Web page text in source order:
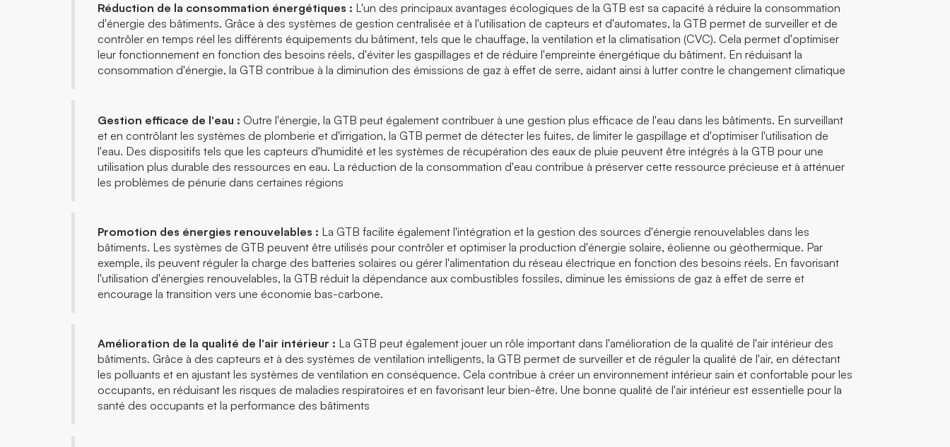
Réduction de la consommation énergétiques : L'un des principaux avantages écologiques de la GTB est sa capacité à réduire la consommation
d'énergie des bâtiments. Grâce à des systèmes de gestion centralisée et à l'utilisation de capteurs et d'automates, la GTB permet de surveiller et de
contrôler en temps réel les différents équipements du bâtiment, tels que le chauffage, la ventilation et la climatisation (CVC). Cela permet d'optimiser
leur fonctionnement en fonction des besoins réels, d'éviter les gaspillages et de réduire l'empreinte énergétique du bâtiment. En réduisant la
consommation d'énergie, la GTB contribue à la diminution des émissions de gaz à effet de serre, aidant ainsi à lutter contre le changement climatique
Gestion efficace de l'eau : Outre l'énergie, la GTB peut également contribuer à une gestion plus efficace de l'eau dans les bâtiments. En surveillant
et en contrôlant les systèmes de plomberie et d'irrigation, la GTB permet de détecter les fuites, de limiter le gaspillage et d'optimiser l'utilisation de
l'eau. Des dispositifs tels que les capteurs d'humidité et les systèmes de récupération des eaux de pluie peuvent être intégrés à la GTB pour une
utilisation plus durable des ressources en eau. La réduction de la consommation d'eau contribue à préserver cette ressource précieuse et à atténuer
les problèmes de pénurie dans certaines régions
Promotion des énergies renouvelables : La GTB facilite également l'intégration et la gestion des sources d'énergie renouvelables dans les
bâtiments. Les systèmes de GTB peuvent être utilisés pour contrôler et optimiser la production d'énergie solaire, éolienne ou géothermique. Par
exemple, ils peuvent réguler la charge des batteries solaires ou gérer l'alimentation du réseau électrique en fonction des besoins réels. En favorisant
l'utilisation d'énergies renouvelables, la GTB réduit la dépendance aux combustibles fossiles, diminue les émissions de gaz à effet de serre et
encourage la transition vers une économie bas-carbone.
Amélioration de la qualité de l'air intérieur : La GTB peut également jouer un rôle important dans l'amélioration de la qualité de l'air intérieur des
bâtiments. Grâce à des capteurs et à des systèmes de ventilation intelligents, la GTB permet de surveiller et de réguler la qualité de l'air, en détectant
les polluants et en ajustant les systèmes de ventilation en conséquence. Cela contribue à créer un environnement intérieur sain et confortable pour les
occupants, en réduisant les risques de maladies respiratoires et en favorisant leur bien-être. Une bonne qualité de l'air intérieur est essentielle pour la
santé des occupants et la performance des bâtiments